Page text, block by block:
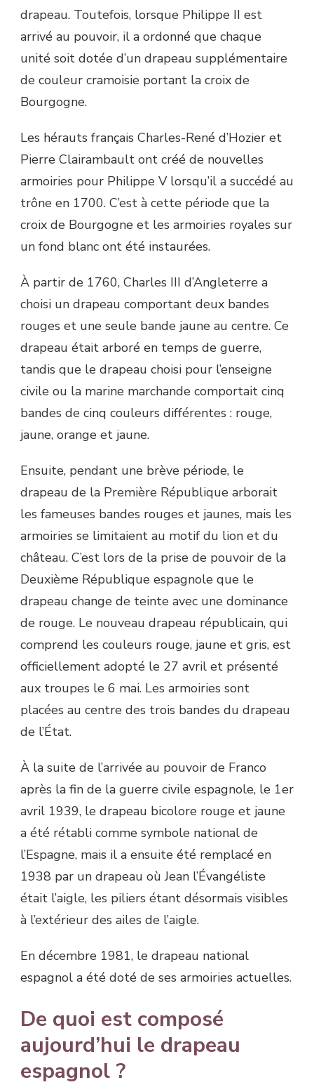
drapeau. Toutefois, lorsque Philippe II est
arrivé au pouvoir, il a ordonné que chaque
unité soit dotée d’un drapeau supplémentaire
de couleur cramoisie portant la croix de
Bourgogne.
Les hérauts français Charles-René d’Hozier et
Pierre Clairambault ont créé de nouvelles
armoiries pour Philippe V lorsqu’il a succédé au
trône en 1700. C’est à cette période que la
croix de Bourgogne et les armoiries royales sur
un fond blanc ont été instaurées.
À partir de 1760, Charles III d’Angleterre a
choisi un drapeau comportant deux bandes
rouges et une seule bande jaune au centre. Ce
drapeau était arboré en temps de guerre,
tandis que le drapeau choisi pour l’enseigne
civile ou la marine marchande comportait cinq
bandes de cinq couleurs différentes : rouge,
jaune, orange et jaune.
Ensuite, pendant une brève période, le
drapeau de la Première République arborait
les fameuses bandes rouges et jaunes, mais les
armoiries se limitaient au motif du lion et du
château. C’est lors de la prise de pouvoir de la
Deuxième République espagnole que le
drapeau change de teinte avec une dominance
de rouge. Le nouveau drapeau républicain, qui
comprend les couleurs rouge, jaune et gris, est
officiellement adopté le 27 avril et présenté
aux troupes le 6 mai. Les armoiries sont
placées au centre des trois bandes du drapeau
de l’État.
À la suite de l’arrivée au pouvoir de Franco
après la fin de la guerre civile espagnole, le 1er
avril 1939, le drapeau bicolore rouge et jaune
a été rétabli comme symbole national de
l’Espagne, mais il a ensuite été remplacé en
1938 par un drapeau où Jean l’Évangéliste
était l’aigle, les piliers étant désormais visibles
à l’extérieur des ailes de l’aigle.
En décembre 1981, le drapeau national
espagnol a été doté de ses armoiries actuelles.
De quoi est composé
aujourd’hui le drapeau
espagnol ?